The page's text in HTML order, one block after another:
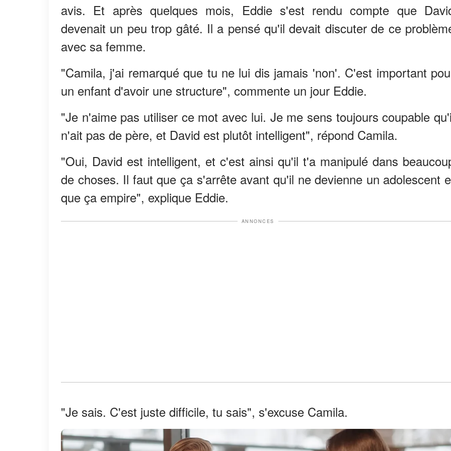
avis. Et après quelques mois, Eddie s'est rendu compte que
devenait un peu trop gâté. Il a pensé qu'il devait discuter de ce
avec sa femme.
"Camila, j'ai remarqué que tu ne lui dis jamais 'non'. C'est important
un enfant d'avoir une structure", commente un jour Eddie.
"Je n'aime pas utiliser ce mot avec lui. Je me sens toujours coupable
n'ait pas de père, et David est plutôt intelligent", répond Camila.
"Oui, David est intelligent, et c'est ainsi qu'il t'a manipulé dans
de choses. Il faut que ça s'arrête avant qu'il ne devienne un adolescent
que ça empire", explique Eddie.
ANNONCES
"Je sais. C'est juste difficile, tu sais", s'excuse Camila.